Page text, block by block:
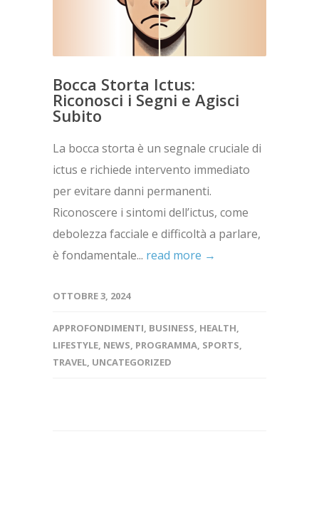
Bocca Storta Ictus:
Riconosci i Segni e Agisci
Subito
La bocca storta è un segnale cruciale di
ictus e richiede intervento immediato
per evitare danni permanenti.
Riconoscere i sintomi dell’ictus, come
debolezza facciale e difficoltà a parlare,
è fondamentale... read more →
OTTOBRE 3, 2024
APPROFONDIMENTI, BUSINESS, HEALTH,
LIFESTYLE, NEWS, PROGRAMMA, SPORTS,
TRAVEL, UNCATEGORIZED